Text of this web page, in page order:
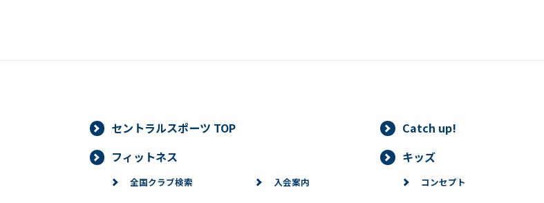
translation service, the Japanese
The translation may differ from the
original content. We ask that you
fully understand this before using
the service.
セントラルスポーツ TOP
Catch up!
フィットネス
全国クラブ検索 入会案内
キッズ
コンセプト